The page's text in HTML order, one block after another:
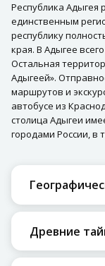
Республика Адыгея
единственным
республику
края. В Адыгее
Остальная
Адыгеей».
маршрутов и
автобусе из
столица Адыгеи
городами России, в
Древние